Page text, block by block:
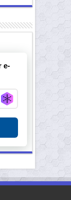
e-
Generate new